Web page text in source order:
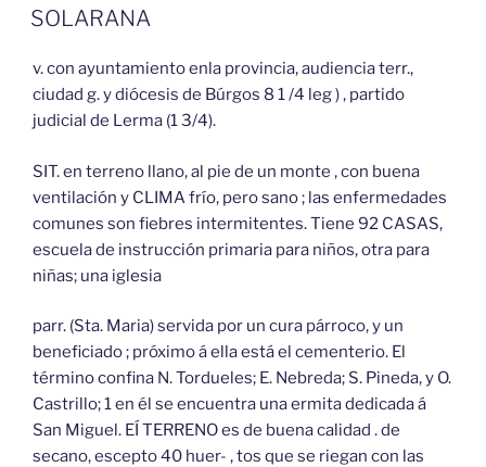
EL
SOLARANA
v. con ayuntamiento enla provincia, audiencia terr.,
ciudad g. y diócesis de Búrgos 8 1 /4 leg ) , partido
judicial de Lerma (1 3/4).
SIT. en terreno llano, al pie de un monte , con buena
ventilación y CLIMA frío, pero sano ; las enfermedades
comunes son fiebres intermitentes. Tiene 92 CASAS,
escuela de instrucción primaria para niños, otra para
niñas; una iglesia
parr. (Sta. Maria) servida por un cura párroco, y un
beneficiado ; próximo á ella está el cementerio. El
término confina N. Tordueles; E. Nebreda; S. Pineda, y O.
Castrillo; 1 en él se encuentra una ermita dedicada á
San Miguel. EÍ TERRENO es de buena calidad . de
secano, escepto 40 huer- , tos que se riegan con las